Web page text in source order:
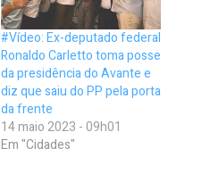
#Vídeo: Ex-deputado federal
Ronaldo Carletto toma posse
da presidência do Avante e
diz que saiu do PP pela porta
da frente
14 maio 2023 - 09h01
Em "Cidades"